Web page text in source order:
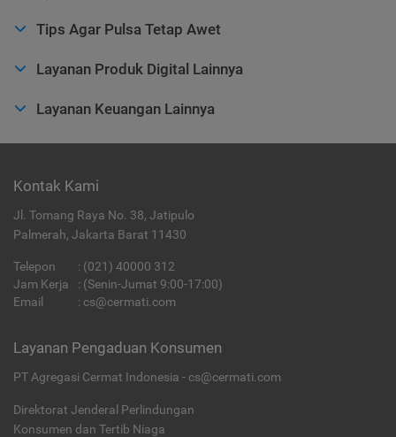
Tips Agar Pulsa Tetap Awet
Layanan Produk Digital Lainnya
Layanan Keuangan Lainnya
Kontak Kami
Jl. Tomang Raya No. 38, Jatipulo
Palmerah, Jakarta Barat 11430
Telepon : (021) 40000 312
Jam Kerja
: (Senin-Jumat 9:00-17:00)
Email
: cs@cermati.com
Layanan Pengaduan Konsumen
PT Agregasi Cermat Indonesia - cs@cermati.com
Direktorat Jenderal Perlindungan
Konsumen dan Tertib Niaga